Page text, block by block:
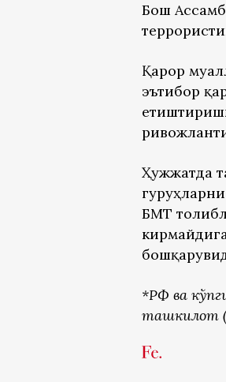
Бош
Қарор
эътибор
Ҳужжатда
БМТ
*РФ ва
ташкилот